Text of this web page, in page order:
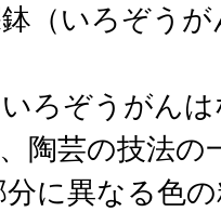
鉢（いろぞう
いろぞうがん
陶芸の技法の
に異なる色